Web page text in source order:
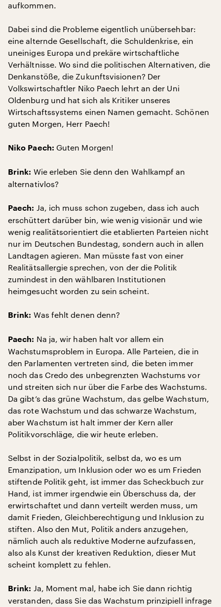
aufkommen.
Dabei sind die Probleme eigentlich unübersehbar:
eine alternde Gesellschaft, die Schuldenkrise, ein
uneiniges Europa und prekäre wirtschaftliche
Verhältnisse. Wo sind die politischen Alternativen, die
Denkanstöße, die Zukunftsvisionen? Der
Volkswirtschaftler Niko Paech lehrt an der Uni
Oldenburg und hat sich als Kritiker unseres
Wirtschaftssystems einen Namen gemacht. Schönen
guten Morgen, Herr Paech!
Niko Paech: Guten Morgen!
Brink: Wie erleben Sie denn den Wahlkampf an
alternativlos?
Paech: Ja, ich muss schon zugeben, dass ich auch
erschüttert darüber bin, wie wenig visionär und wie
wenig realitätsorientiert die etablierten Parteien nicht
nur im Deutschen Bundestag, sondern auch in allen
Landtagen agieren. Man müsste fast von einer
Realitätsallergie sprechen, von der die Politik
zumindest in den wählbaren Institutionen
heimgesucht worden zu sein scheint.
Brink: Was fehlt denen denn?
Paech: Na ja, wir haben halt vor allem ein
Wachstumsproblem in Europa. Alle Parteien, die in
den Parlamenten vertreten sind, die beten immer
noch das Credo des unbegrenzten Wachstums vor
und streiten sich nur über die Farbe des Wachstums.
Da gibt’s das grüne Wachstum, das gelbe Wachstum,
das rote Wachstum und das schwarze Wachstum,
aber Wachstum ist halt immer der Kern aller
Politikvorschläge, die wir heute erleben.
Selbst in der Sozialpolitik, selbst da, wo es um
Emanzipation, um Inklusion oder wo es um Frieden
stiftende Politik geht, ist immer das Scheckbuch zur
Hand, ist immer irgendwie ein Überschuss da, der
erwirtschaftet und dann verteilt werden muss, um
damit Frieden, Gleichberechtigung und Inklusion zu
stiften. Also den Mut, Politik anders anzugehen,
nämlich auch als reduktive Moderne aufzufassen,
also als Kunst der kreativen Reduktion, dieser Mut
scheint komplett zu fehlen.
Brink: Ja, Moment mal, habe ich Sie dann richtig
verstanden, dass Sie das Wachstum prinzipiell infrage